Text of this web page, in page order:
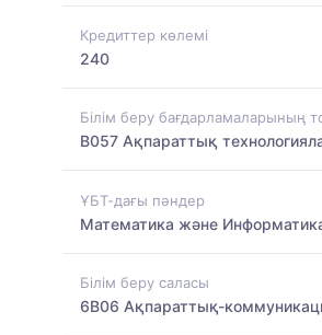
Кредиттер көлемі
240
Білім беру бағдарламаларының
B057 Ақпараттық
ҰБТ-дағы пәндер
Математика және
Білім беру саласы
6B06 Ақпараттық-